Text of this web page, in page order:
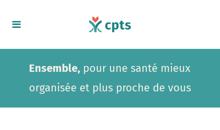
Ensemble, pour une santé mieux
organisée et plus proche de vous